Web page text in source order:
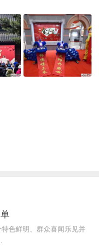
色鲜明、群众喜闻乐见并